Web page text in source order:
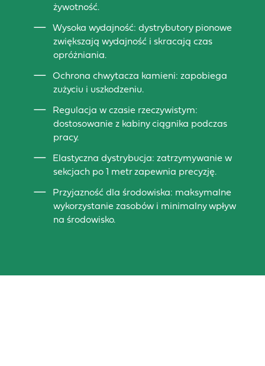
żywotność.
Wysoka wydajność: dystrybutory pionowe
zwiększają wydajność i skracają czas
opróżniania.
Ochrona chwytacza kamieni: zapobiega
zużyciu i uszkodzeniu.
Regulacja w czasie rzeczywistym:
dostosowanie z kabiny ciągnika podczas
pracy.
Elastyczna dystrybucja: zatrzymywanie w
sekcjach po 1 metr zapewnia precyzję.
Przyjazność dla środowiska: maksymalne
wykorzystanie zasobów i minimalny wpływ
na środowisko.